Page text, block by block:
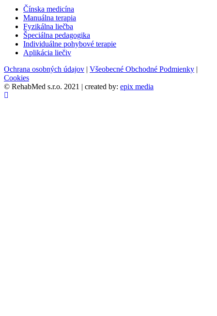
Čínska medicína
Manuálna terapia
Fyzikálna liečba
Špeciálna pedagogika
Individuálne pohybové terapie
Aplikácia liečiv
Ochrana osobných údajov | Všeobecné Obchodné Podmienky |
Cookies
© RehabMed s.r.o. 2021 | created by: epix media